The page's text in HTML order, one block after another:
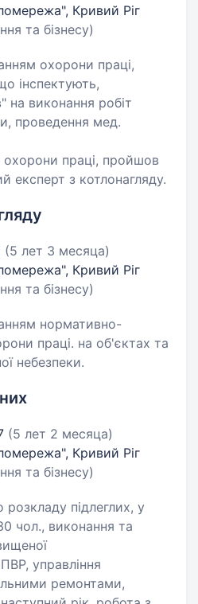
Кривий Ріг
та бізнесу)
охорони праці,
інспектують,
на виконання робіт
проведення мед.
праці, пройшов
експерт з котлонагляду.
(5 лет 3 месяца)
Кривий Ріг
та бізнесу)
нормативно-
праці. на об'єктах та
небезпеки.
(5 лет 2 месяца)
Кривий Ріг
та бізнесу)
розкладу підлеглих, у
чол., виконання та
управління
ремонтами,